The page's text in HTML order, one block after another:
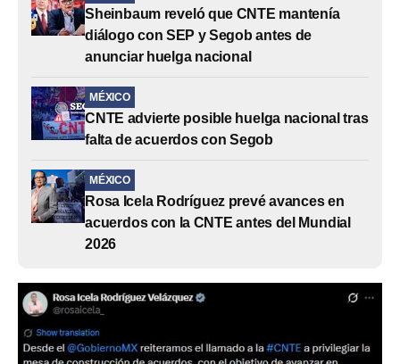
Sheinbaum reveló que CNTE mantenía
diálogo con SEP y Segob antes de
anunciar huelga nacional
MÉXICO
CNTE advierte posible huelga nacional tras
falta de acuerdos con Segob
MÉXICO
Rosa Icela Rodríguez prevé avances en
acuerdos con la CNTE antes del Mundial
2026